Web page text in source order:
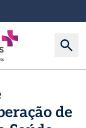
de